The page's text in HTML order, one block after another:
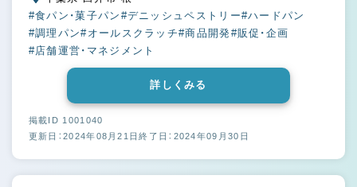
#食パン・菓子パン #デニッシュペストリー#ハードパン
#調理パン#オールスクラッチ#商品開発#販促・企画
#店舗運営・マネジメント
詳しくみる
掲載ID 1001040
更新日：2024年08月21日終了日：2024年09月30日